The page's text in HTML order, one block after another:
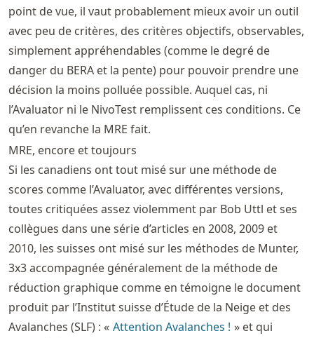
point de vue, il vaut probablement mieux avoir un outil
avec peu de critères, des critères objectifs, observables,
simplement appréhendables (comme le degré de
danger du BERA et la pente) pour pouvoir prendre une
décision la moins polluée possible. Auquel cas, ni
l’Avaluator ni le NivoTest remplissent ces conditions. Ce
qu’en revanche la MRE fait.
MRE, encore et toujours
Si les canadiens ont tout misé sur une méthode de
scores comme l’Avaluator, avec différentes versions,
toutes critiquées assez violemment par Bob Uttl et ses
collègues dans une série d’articles en 2008, 2009 et
2010, les suisses ont misé sur les méthodes de Munter,
3x3 accompagnée généralement de la méthode de
réduction graphique comme en témoigne le document
produit par l’Institut suisse d’Étude de la Neige et des
Avalanches (SLF) : « Attention Avalanches ! » et qui